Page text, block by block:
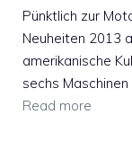
Pünktlich zur
Neuheiten 2013
amerikanische
sechs
Read more